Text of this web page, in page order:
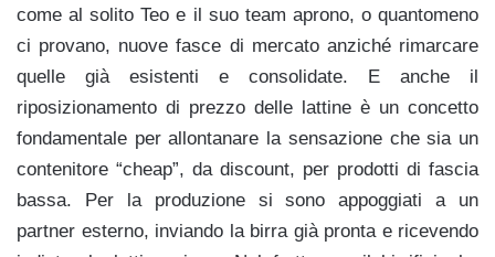
come al solito Teo e il suo team aprono, o quantomeno
ci provano, nuove fasce di mercato anziché rimarcare
quelle già esistenti e consolidate. E anche il
riposizionamento di prezzo delle lattine è un concetto
fondamentale per allontanare la sensazione che sia un
contenitore “cheap”, da discount, per prodotti di fascia
bassa. Per la produzione si sono appoggiati a un
partner esterno, inviando la birra già pronta e ricevendo